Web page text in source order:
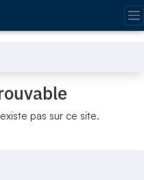
pas sur ce site.